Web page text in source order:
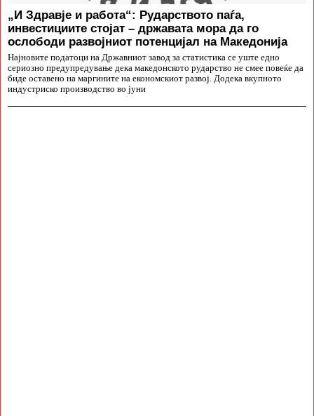
„И Здравје и работа“: Рударството паѓа,
инвестициите стојат – државата мора да го
ослободи развојниот потенцијал на Македонија
Најновите податоци на Државниот завод за статистика се уште едно
сериозно предупредување дека македонското рударство не смее повеќе да
биде оставено на маргините на економскиот развој. Додека вкупното
индустриско производство во јуни